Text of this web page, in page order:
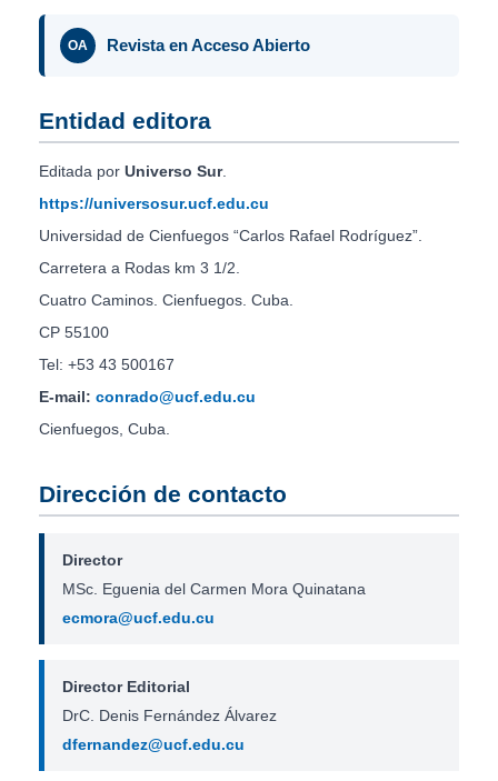
OA Revista en Acceso Abierto
Entidad editora
Editada por Universo Sur.
https://universosur.ucf.edu.cu
Universidad de Cienfuegos “Carlos Rafael Rodríguez”.
Carretera a Rodas km 3 1/2.
Cuatro Caminos. Cienfuegos. Cuba.
CP 55100
Tel: +53 43 500167
E-mail: conrado@ucf.edu.cu
Cienfuegos, Cuba.
Dirección de contacto
Director
MSc. Eguenia del Carmen Mora Quinatana
ecmora@ucf.edu.cu
Director Editorial
DrC. Denis Fernández Álvarez
dfernandez@ucf.edu.cu